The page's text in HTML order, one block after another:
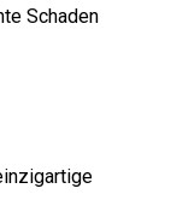
Schaden